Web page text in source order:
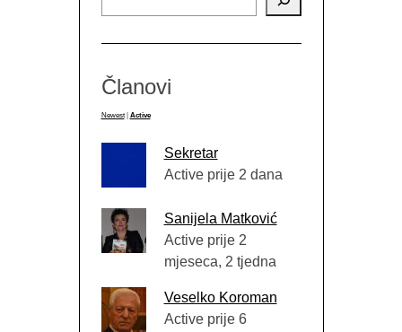
Članovi
Newest Active
Sekretar
Active prije 2 dana
Sanijela Matković
Active prije 2
mjeseca, 2 tjedna
Veselko Koroman
Active prije 6